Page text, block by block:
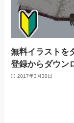
無料イラストを
登録からダウン
2017年3月30日